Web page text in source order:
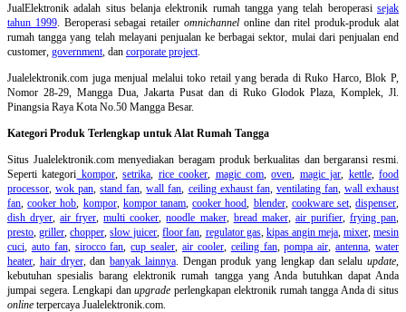
JualElektronik adalah situs belanja elektronik rumah tanggayang telah beroperasisejak
tahun 1999. Beroperasi sebagai retaileromnichannel online dan ritel produk-produk alat
rumah tangga yang telah melayani penjualan ke berbagai sektor, mulai dari penjualan end
customer, government, dan corporate project.
Jualelektronik.com juga menjual melalui toko retail yang berada di Ruko Harco, Blok P,
Nomor 28-29, Mangga Dua, Jakarta Pusat dan di Ruko Glodok Plaza, Komplek, Jl.
Pinangsia Raya Kota No.50 Mangga Besar.
Kategori Produk Terlengkap untuk Alat Rumah Tangga
Situs Jualelektronik.com menyediakan beragam produk berkualitas dan bergaransi resmi.
Seperti kategori kompor,setrika, rice cooker, magic com,oven, magic jar, kettle,food
processor,wok pan,stand fan,wall fan, ceiling exhaust fan, ventilating fan, wall exhaust
fan,cooker hob, kompor, kompor tanam,cooker hood, blender, cookware set,dispenser,
dish dryer,air fryer,multi cooker,noodle maker, bread maker, air purifier, frying pan,
presto,griller,chopper,slow juicer,floor fan, regulator gas, kipas angin meja, mixer,mesin
cuci, auto fan, sirocco fan,cup sealer,air cooler, ceiling fan,pompa air,antenna,water
heater, hair dryer, dan banyak lainnya. Dengan produk yang lengkap dan selalu update,
kebutuhan spesialis barang elektronik rumah tangga yang Anda butuhkan dapat Anda
jumpai segera. Lengkapi danupgrade perlengkapan elektronik rumah tangga Anda di situs
online terpercaya Jualelektronik.com.